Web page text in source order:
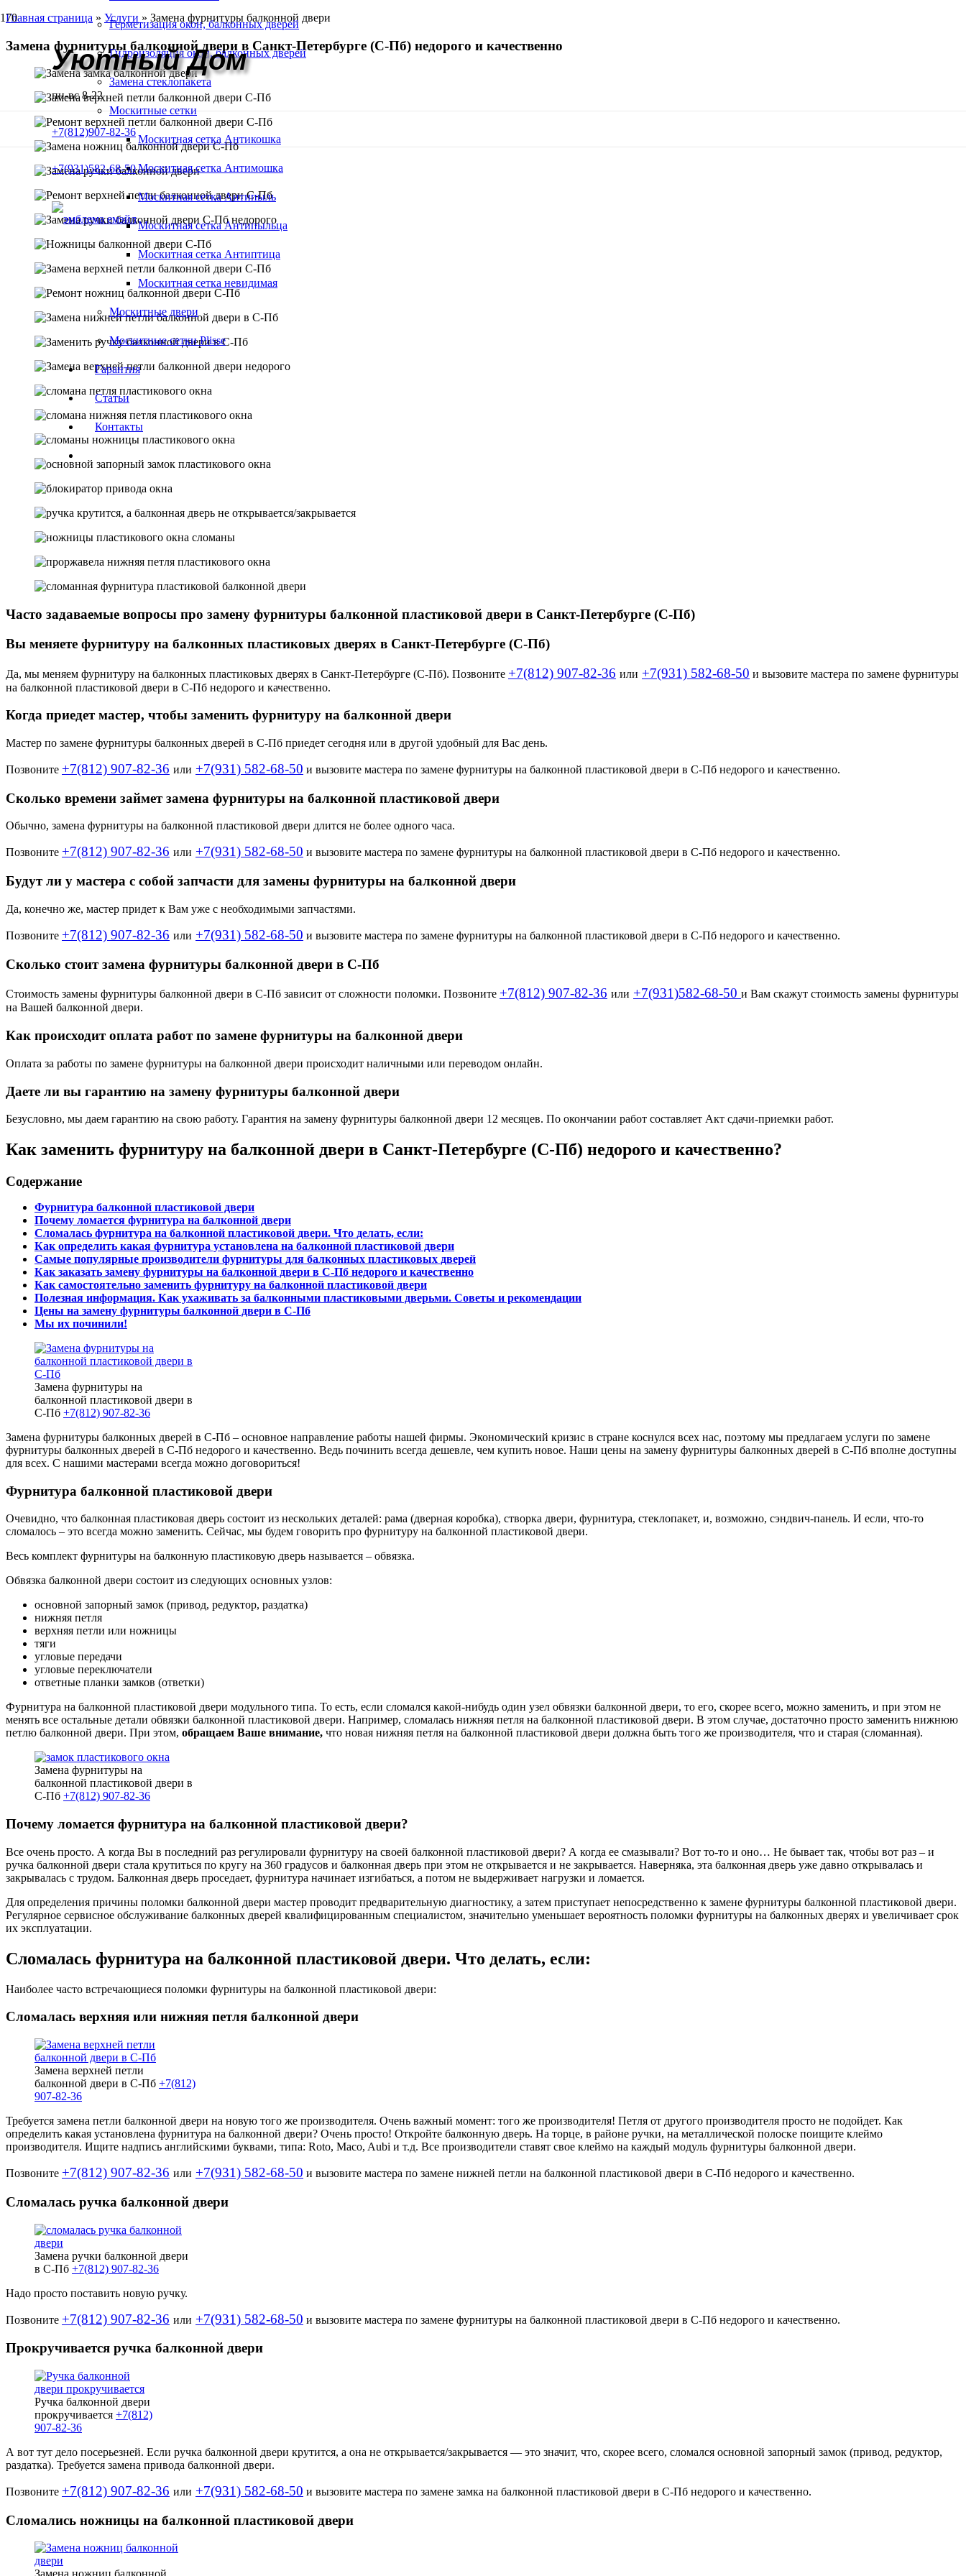
Герметизация окон, балконных дверей
Гидроизоляция окон, балконных дверей
Замена стеклопакета
Москитные сетки
Москитная сетка Антикошка
Москитная сетка Антимошка
Москитная сетка Антипыль
Москитная сетка Антипыльца
Москитная сетка Антиптица
Москитная сетка невидимая
Москитные двери
Москитные сетки Plisse
Гарантия
Статьи
Контакты
Уютный Дом
пн-вс 8-22
+7(812)907-82-36
+7(931)582-68-50
Главная страница » Услуги » Замена фурнитуры балконной двери
Замена фурнитуры балконной двери в Санкт-Петербурге (С-Пб) недорого и качественно
Часто задаваемые вопросы про замену фурнитуры балконной пластиковой двери в Санкт-Петербурге (С-Пб)
Вы меняете фурнитуру на балконных пластиковых дверях в Санкт-Петербурге (С-Пб)
Да, мы меняем фурнитуру на балконных пластиковых дверях в Санкт-Петербурге (С-Пб). Позвоните +7(812) 907-82-36 или +7(931) 582-68-50 и вызовите мастера по замене фурнитуры
на балконной пластиковой двери в С-Пб недорого и качественно.
Когда приедет мастер, чтобы заменить фурнитуру на балконной двери
Мастер по замене фурнитуры балконных дверей в С-Пб приедет сегодня или в другой удобный для Вас день.
Позвоните +7(812) 907-82-36 или +7(931) 582-68-50 и вызовите мастера по замене фурнитуры на балконной пластиковой двери в С-Пб недорого и качественно.
Сколько времени займет замена фурнитуры на балконной пластиковой двери
Обычно, замена фурнитуры на балконной пластиковой двери длится не более одного часа.
Позвоните +7(812) 907-82-36 или +7(931) 582-68-50 и вызовите мастера по замене фурнитуры на балконной пластиковой двери в С-Пб недорого и качественно.
Будут ли у мастера с собой запчасти для замены фурнитуры на балконной двери
Да, конечно же, мастер придет к Вам уже с необходимыми запчастями.
Позвоните +7(812) 907-82-36 или +7(931) 582-68-50 и вызовите мастера по замене фурнитуры на балконной пластиковой двери в С-Пб недорого и качественно.
Сколько стоит замена фурнитуры балконной двери в С-Пб
Стоимость замены фурнитуры балконной двери в С-Пб зависит от сложности поломки. Позвоните +7(812) 907-82-36 или +7(931)582-68-50 и Вам скажут стоимость замены фурнитуры
на Вашей балконной двери.
Как происходит оплата работ по замене фурнитуры на балконной двери
Оплата за работы по замене фурнитуры на балконной двери происходит наличными или переводом онлайн.
Даете ли вы гарантию на замену фурнитуры балконной двери
Безусловно, мы даем гарантию на свою работу. Гарантия на замену фурнитуры балконной двери 12 месяцев. По окончании работ составляет Акт сдачи-приемки работ.
Как заменить фурнитуру на балконной двери в Санкт-Петербурге (С-Пб) недорого и качественно?
Содержание
Фурнитура балконной пластиковой двери
Почему ломается фурнитура на балконной двери
Сломалась фурнитура на балконной пластиковой двери. Что делать, если:
Как определить какая фурнитура установлена на балконной пластиковой двери
Самые популярные производители фурнитуры для балконных пластиковых дверей
Как заказать замену фурнитуры на балконной двери в С-Пб недорого и качественно
Как самостоятельно заменить фурнитуру на балконной пластиковой двери
Полезная информация. Как ухаживать за балконными пластиковыми дверьми. Советы и рекомендации
Цены на замену фурнитуры балконной двери в С-Пб
Мы их починили!
Замена фурнитуры на
балконной пластиковой двери в
С-Пб +7(812) 907-82-36
Замена фурнитуры балконных дверей в С-Пб – основное направление работы нашей фирмы. Экономический кризис в стране коснулся всех нас, поэтому мы предлагаем услуги по замене
фурнитуры балконных дверей в С-Пб недорого и качественно. Ведь починить всегда дешевле, чем купить новое. Наши цены на замену фурнитуры балконных дверей в С-Пб вполне доступны
для всех. С нашими мастерами всегда можно договориться!
Фурнитура балконной пластиковой двери
Очевидно, что балконная пластиковая дверь состоит из нескольких деталей: рама (дверная коробка), створка двери, фурнитура, стеклопакет, и, возможно, сэндвич-панель. И если, что-то
сломалось – это всегда можно заменить. Сейчас, мы будем говорить про фурнитуру на балконной пластиковой двери.
Весь комплект фурнитуры на балконную пластиковую дверь называется – обвязка.
Обвязка балконной двери состоит из следующих основных узлов:
основной запорный замок (привод, редуктор, раздатка)
нижняя петля
верхняя петли или ножницы
тяги
угловые передачи
угловые переключатели
ответные планки замков (ответки)
Фурнитура на балконной пластиковой двери модульного типа. То есть, если сломался какой-нибудь один узел обвязки балконной двери, то его, скорее всего, можно заменить, и при этом не
менять все остальные детали обвязки балконной пластиковой двери. Например, сломалась нижняя петля на балконной пластиковой двери. В этом случае, достаточно просто заменить нижнюю
петлю балконной двери. При этом, обращаем Ваше внимание, что новая нижняя петля на балконной пластиковой двери должна быть того же производителя, что и старая (сломанная).
Замена фурнитуры на
балконной пластиковой двери в
С-Пб +7(812) 907-82-36
Почему ломается фурнитура на балконной пластиковой двери?
Все очень просто. А когда Вы в последний раз регулировали фурнитуру на своей балконной пластиковой двери? А когда ее смазывали? Вот то-то и оно… Не бывает так, чтобы вот раз – и
ручка балконной двери стала крутиться по кругу на 360 градусов и балконная дверь при этом не открывается и не закрывается. Наверняка, эта балконная дверь уже давно открывалась и
закрывалась с трудом. Балконная дверь проседает, фурнитура начинает изгибаться, а потом не выдерживает нагрузки и ломается.
Для определения причины поломки балконной двери мастер проводит предварительную диагностику, а затем приступает непосредственно к замене фурнитуры балконной пластиковой двери.
Регулярное сервисное обслуживание балконных дверей квалифицированным специалистом, значительно уменьшает вероятность поломки фурнитуры на балконных дверях и увеличивает срок
их эксплуатации.
Сломалась фурнитура на балконной пластиковой двери. Что делать, если:
Наиболее часто встречающиеся поломки фурнитуры на балконной пластиковой двери:
Сломалась верхняя или нижняя петля балконной двери
Замена верхней петли
балконной двери в С-Пб +7(812)
907-82-36
Требуется замена петли балконной двери на новую того же производителя. Очень важный момент: того же производителя! Петля от другого производителя просто не подойдет. Как
определить какая установлена фурнитура на балконной двери? Очень просто! Откройте балконную дверь. На торце, в районе ручки, на металлической полоске поищите клеймо
производителя. Ищите надпись английскими буквами, типа: Roto, Maco, Aubi и т.д. Все производители ставят свое клеймо на каждый модуль фурнитуры балконной двери.
Позвоните +7(812) 907-82-36 или +7(931) 582-68-50 и вызовите мастера по замене нижней петли на балконной пластиковой двери в С-Пб недорого и качественно.
Сломалась ручка балконной двери
Замена ручки балконной двери
в С-Пб +7(812) 907-82-36
Надо просто поставить новую ручку.
Позвоните +7(812) 907-82-36 или +7(931) 582-68-50 и вызовите мастера по замене фурнитуры на балконной пластиковой двери в С-Пб недорого и качественно.
Прокручивается ручка балконной двери
Ручка балконной двери
прокручивается +7(812)
907-82-36
А вот тут дело посерьезней. Если ручка балконной двери крутится, а она не открывается/закрывается — это значит, что, скорее всего, сломался основной запорный замок (привод, редуктор,
раздатка). Требуется замена привода балконной двери.
Позвоните +7(812) 907-82-36 или +7(931) 582-68-50 и вызовите мастера по замене замка на балконной пластиковой двери в С-Пб недорого и качественно.
Сломались ножницы на балконной пластиковой двери